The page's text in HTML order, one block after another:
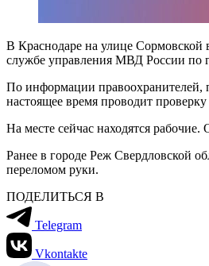
В Краснодаре на улице Сормовской
службе управления МВД России по
По информации правоохранителей,
настоящее время проводит
На месте сейчас находятся
Ранее в городе Реж Свердловской
переломом руки.
ПОДЕЛИТЬСЯ В
Telegram
Vkontakte